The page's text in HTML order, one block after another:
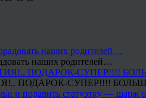
наших родителей…
ПОДАРОК-СУПЕР!!!!